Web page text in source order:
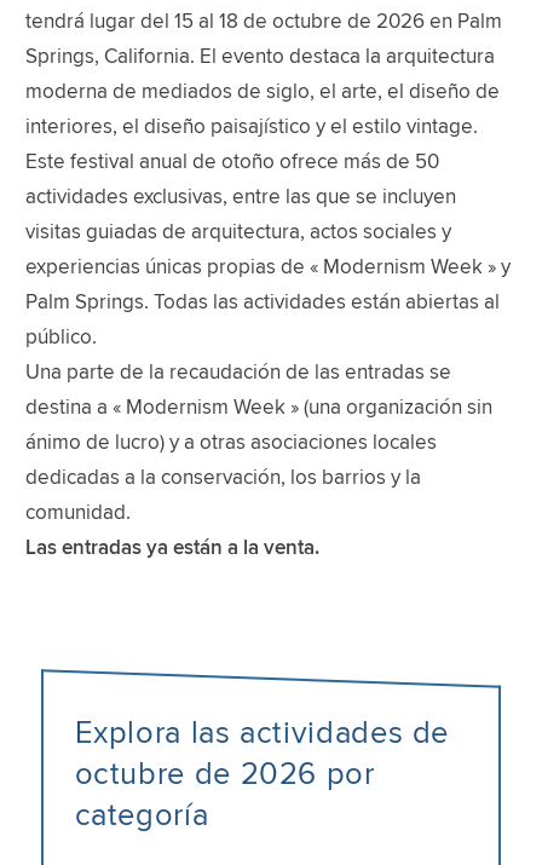
tendrá lugar del 15 al 18 de octubre de 2026 en Palm
Springs, California. El evento destaca la arquitectura
moderna de mediados de siglo, el arte, el diseño de
interiores, el diseño paisajístico y el estilo vintage.
Este festival anual de otoño ofrece más de 50
actividades exclusivas, entre las que se incluyen
visitas guiadas de arquitectura, actos sociales y
experiencias únicas propias de « Modernism Week » y
Palm Springs. Todas las actividades están abiertas al
público.
Una parte de la recaudación de las entradas se
destina a « Modernism Week » (una organización sin
ánimo de lucro) y a otras asociaciones locales
dedicadas a la conservación, los barrios y la
comunidad.
Las entradas ya están a la venta.
Explora las actividades de
octubre de 2026 por
categoría